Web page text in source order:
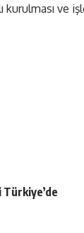
kurulması ve
Türkiye’de